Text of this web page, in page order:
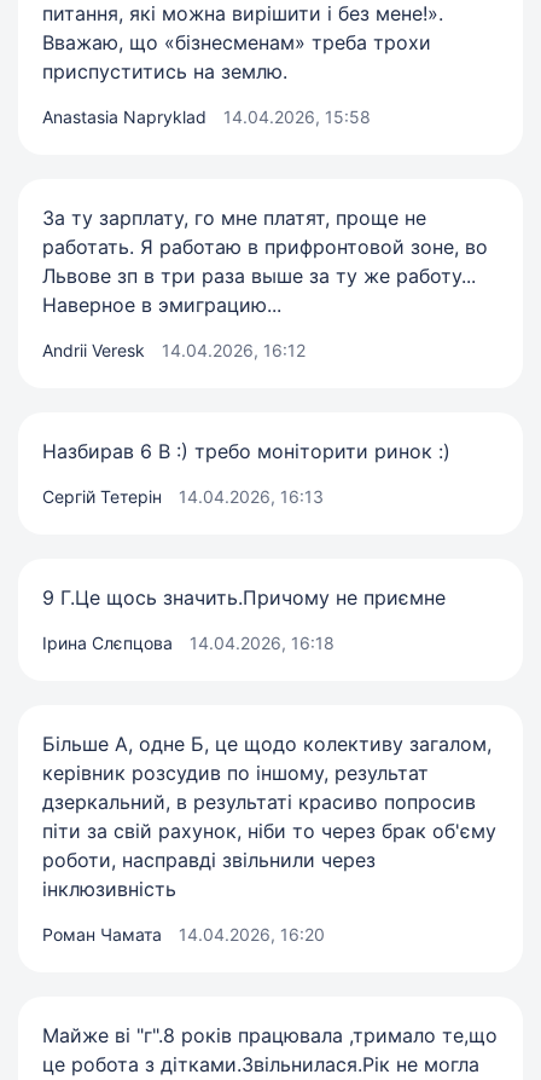
питання, які можна вирішити і без мене!».
Вважаю, що «бізнесменам» треба трохи
приспуститись на землю.
Anastasia Napryklad 14.04.2026, 15:58
За ту зарплату, го мне платят, проще не
работать. Я работаю в прифронтовой зоне, во
Львове зп в три раза выше за ту же работу...
Наверное в эмиграцию...
Andrii Veresk 14.04.2026, 16:12
Назбирав 6 В :) требо моніторити ринок :)
Сергій Тетерін 14.04.2026, 16:13
9 Г.Це щось значить.Причому не приємне
Ірина Слєпцова 14.04.2026, 16:18
Більше А, одне Б, це щодо колективу загалом,
керівник розсудив по іншому, результат
дзеркальний, в результаті красиво попросив
піти за свій рахунок, ніби то через брак об'єму
роботи, насправді звільнили через
інклюзивність
Роман Чамата 14.04.2026, 16:20
Майже ві "г".8 років працювала ,тримало те,що
це робота з дітками.Звільнилася.Рік не могла